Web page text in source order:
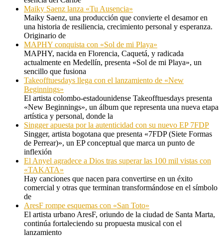
Maiky Saenz lanza «Tu Ausencia»
Maiky Saenz, una producción que convierte el desamor en
una historia de resiliencia, crecimiento personal y esperanza.
Originario de
MAPHY conquista con «Sol de mi Playa»
MAPHY, nacida en Florencia, Caquetá, y radicada
actualmente en Medellín, presenta «Sol de mi Playa», un
sencillo que fusiona
Takeofftuesdays llega con el lanzamiento de «New
Beginnings»
El artista colombo-estadounidense Takeofftuesdays presenta
«New Beginnings», un álbum que representa una nueva etapa
artística y personal, donde la
Singger apuesta por la autenticidad con su nuevo EP 7FDP
Singger, artista bogotana que presenta «7FDP (Siete Formas
de Perrear)», un EP conceptual que marca un punto de
inflexión
El Anyel agradece a Dios tras superar las 100 mil vistas con
«TAKATA»
Hay canciones que nacen para convertirse en un éxito
comercial y otras que terminan transformándose en el símbolo
de
AresF rompe esquemas con «San Toto»
El artista urbano AresF, oriundo de la ciudad de Santa Marta,
continúa fortaleciendo su propuesta musical con el
lanzamiento